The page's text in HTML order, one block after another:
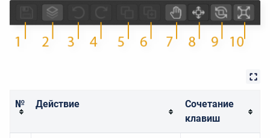
№ Действие
Сочетание
клавиш